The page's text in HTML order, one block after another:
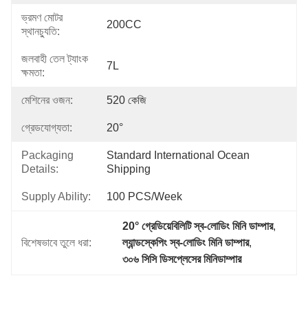
ভ্রমণ মোটর
স্থানচ্যুতি:
200CC
জলবাহী তেল ট্যাংক
ক্ষমতা:
7L
মেশিনের ওজন: 520 কেজি
গ্রেডযোগ্যতা: 20°
Packaging
Details:
Standard International Ocean
Shipping
Supply Ability: 100 PCS/Week
বিশেষভাবে তুলে ধরা:
20° গ্রেডিয়েবিলিটি স্ব-লোডিং মিনি ডাম্পার,
ল্যান্ডস্কেপিং স্ব-লোডিং মিনি ডাম্পার,
৩০৬ সিসি ডিসপ্লেসের মিনিডাম্পার